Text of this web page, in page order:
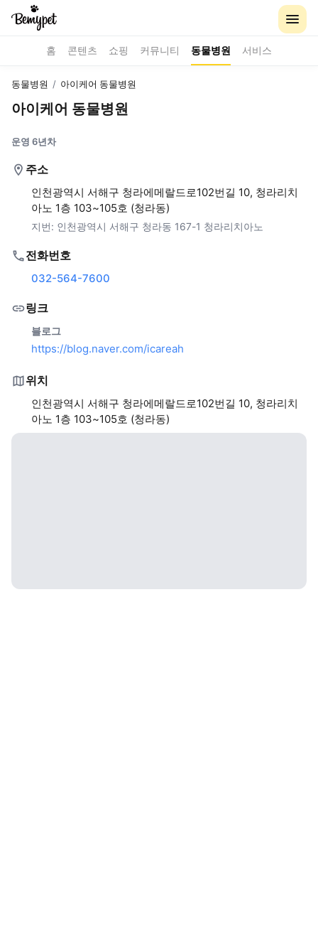
홈 콘텐츠 쇼핑 커뮤니티 동물병원 서비스
동물병원 / 아이케어 동물병원
아이케어 동물병원
운영 6년차
주소
인천광역시 서해구 청라에메랄드로102번길 10, 청라리치
아노 1층 103~105호 (청라동)
지번: 인천광역시 서해구 청라동 167-1 청라리치아노
전화번호
032-564-7600
링크
블로그
https://blog.naver.com/icareah
위치
인천광역시 서해구 청라에메랄드로102번길 10, 청라리치
아노 1층 103~105호 (청라동)